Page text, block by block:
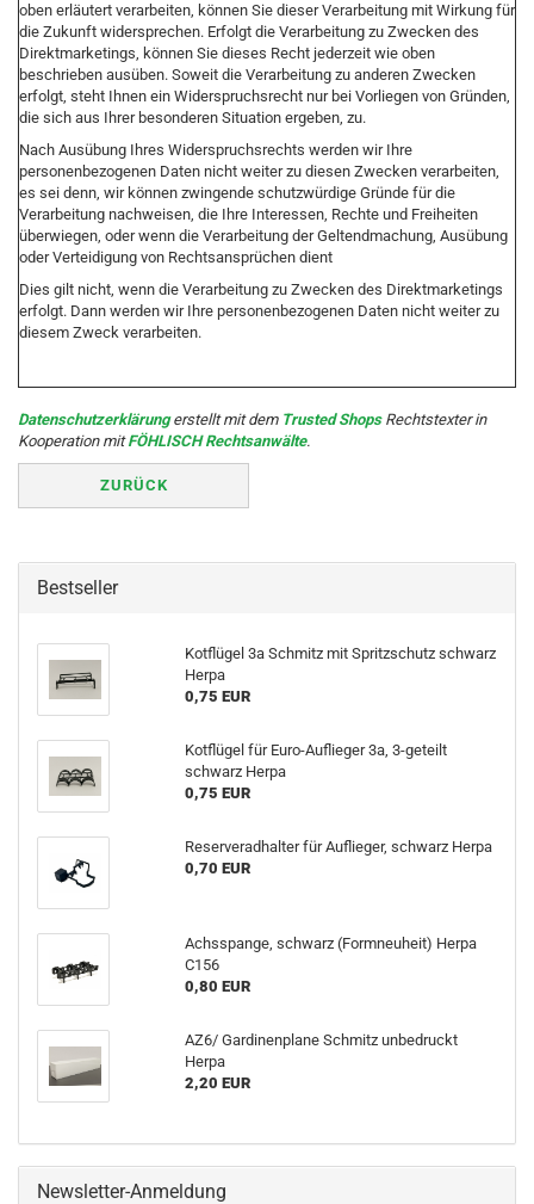
oben erläutert verarbeiten, können Sie dieser Verarbeitung mit Wirkung für
die Zukunft widersprechen. Erfolgt die Verarbeitung zu Zwecken des
Direktmarketings, können Sie dieses Recht jederzeit wie oben
beschrieben ausüben. Soweit die Verarbeitung zu anderen Zwecken
erfolgt, steht Ihnen ein Widerspruchsrecht nur bei Vorliegen von Gründen,
die sich aus Ihrer besonderen Situation ergeben, zu.
Nach Ausübung Ihres Widerspruchsrechts werden wir Ihre
personenbezogenen Daten nicht weiter zu diesen Zwecken verarbeiten,
es sei denn, wir können zwingende schutzwürdige Gründe für die
Verarbeitung nachweisen, die Ihre Interessen, Rechte und Freiheiten
überwiegen, oder wenn die Verarbeitung der Geltendmachung, Ausübung
oder Verteidigung von Rechtsansprüchen dient
Dies gilt nicht, wenn die Verarbeitung zu Zwecken des Direktmarketings
erfolgt. Dann werden wir Ihre personenbezogenen Daten nicht weiter zu
diesem Zweck verarbeiten.
Datenschutzerklärungerstellt mit dem Trusted ShopsRechtstexter in
Kooperation mitFÖHLISCH Rechtsanwälte.
ZURÜCK
Bestseller
Kotflügel 3a Schmitz mit Spritzschutz schwarz
Herpa
0,75 EUR
Kotflügel für Euro-Auflieger 3a, 3-geteilt
schwarz Herpa
0,75 EUR
Reserveradhalter für Auflieger, schwarz Herpa
0,70 EUR
Achsspange, schwarz (Formneuheit) Herpa
C156
0,80 EUR
AZ6/ Gardinenplane Schmitz unbedruckt
Herpa
2,20 EUR
Newsletter-Anmeldung